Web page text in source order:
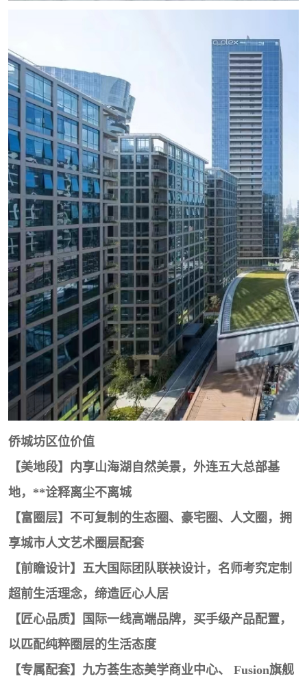
侨城坊区位价值
【美地段】内享山海湖自然美景，外连五大总部基
地，**诠释离尘不离城
【富圈层】不可复制的生态圈、豪宅圈、人文圈，拥
享城市人文艺术圈层配套
【前瞻设计】五大国际团队联袂设计，名师考究定制
超前生活理念，缔造匠心人居
【匠心品质】国际一线高端品牌，买手级产品配置，
以匹配纯粹圈层的生活态度
【专属配套】九方荟生态美学商业中心、 Fusion旗舰